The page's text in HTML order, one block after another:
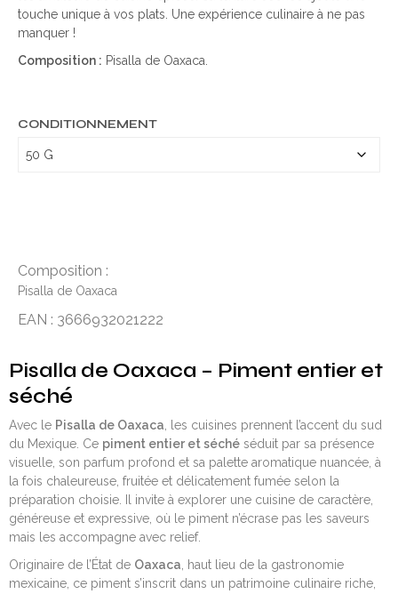
touche unique à vos plats. Une expérience culinaire à ne pas
manquer !
Composition : Pisalla de Oaxaca.
CONDITIONNEMENT
Composition :
Pisalla de Oaxaca
EAN : 3666932021222
Pisalla de Oaxaca – Piment entier et
séché
Avec le Pisalla de Oaxaca , les cuisines prennent l’accent du sud
du Mexique. Ce piment entier et séché séduit par sa présence
visuelle, son parfum profond et sa palette aromatique nuancée, à
la fois chaleureuse, fruitée et délicatement fumée selon la
préparation choisie. Il invite à explorer une cuisine de caractère,
généreuse et expressive, où le piment n’écrase pas les saveurs
mais les accompagne avec relief.
Originaire de l’État de Oaxaca , haut lieu de la gastronomie
mexicaine, ce piment s’inscrit dans un patrimoine culinaire riche,